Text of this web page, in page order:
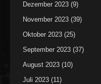
Dezember 2023 (9)
November 2023 (39)
Oktober 2023 (25)
September 2023 (37)
August 2023 (10)
Juli 2023 (11)